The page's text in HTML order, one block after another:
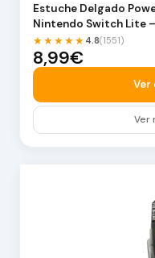
Estuche Delgado
Nintendo Switch Lite
★★★★★ 4.8(1551)
8,99€
Ver
Ver